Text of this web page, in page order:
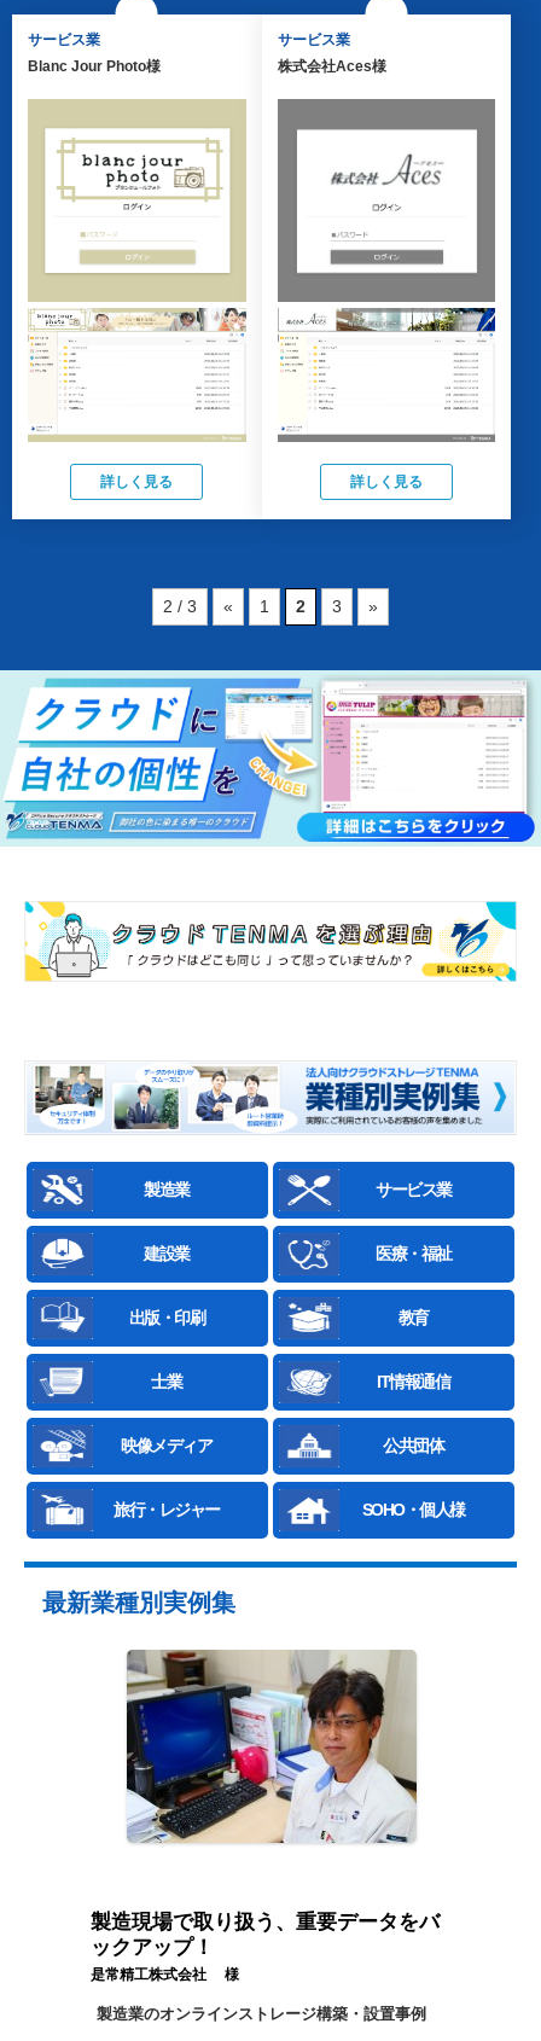
サービス業
Blanc Jour Photo様
詳しく見る
サービス業
株式会社Aces様
詳しく見る
2 / 3 « 1 2 3 »
製造業 サービス業
建設業 医療・福祉
出版・印刷 教育
士業 IT情報通信
映像メディア 公共団体
旅行・レジャー SOHO・個人様
最新業種別実例集
製造現場で取り扱う、重要データをバ
ックアップ！
是常精工株式会社 様
製造業のオンラインストレージ構築・設置事例